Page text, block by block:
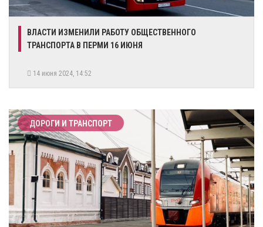
​ВЛАСТИ ИЗМЕНИЛИ РАБОТУ ОБЩЕСТВЕННОГО
ТРАНСПОРТА В ПЕРМИ 16 ИЮНЯ
14 июня 2024, 14:52
ДОРОГИ И ТРАНСПОРТ